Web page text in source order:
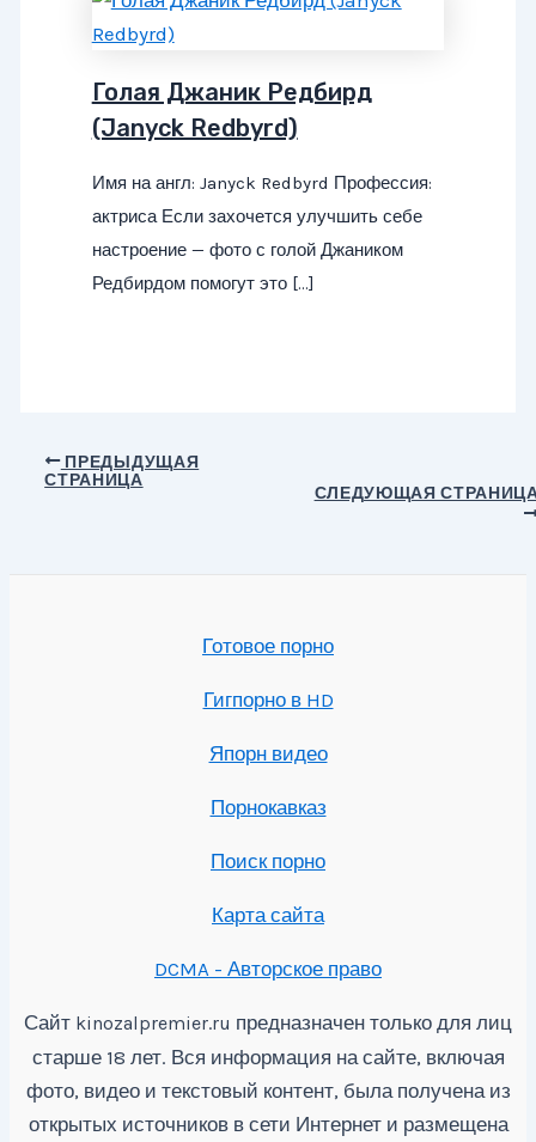
Голая Джаник Редбирд
(Janyck Redbyrd)
Имя на англ: Janyck Redbyrd Профессия:
актриса Если захочется улучшить себе
настроение — фото с голой Джаником
Редбирдом помогут это […]
Навигация
ПРЕДЫДУЩАЯ
СТРАНИЦА
СЛЕДУЮЩАЯ
Готовое порно
Гигпорно в HD
Япорн видео
Порнокавказ
Поиск порно
Карта сайта
DCMA - Авторское право
Сайт kinozalpremier.ru предназначен только для лиц
старше 18 лет. Вся информация на сайте, включая
фото, видео и текстовый контент, была получена из
открытых источников в сети Интернет и размещена